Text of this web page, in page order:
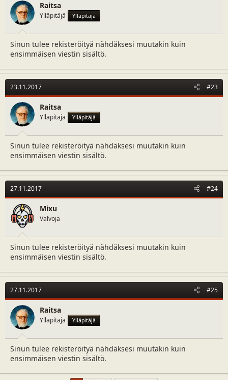
Raitsa
Ylläpitäjä Ylläpitäjä
Sinun tulee rekisteröityä nähdäksesi muutakin kuin
ensimmäisen viestin sisältö.
23.11.2017 #23
Raitsa
Ylläpitäjä Ylläpitäjä
Sinun tulee rekisteröityä nähdäksesi muutakin kuin
ensimmäisen viestin sisältö.
27.11.2017 #24
Mixu
Valvoja
Sinun tulee rekisteröityä nähdäksesi muutakin kuin
ensimmäisen viestin sisältö.
27.11.2017 #25
Raitsa
Ylläpitäjä Ylläpitäjä
Sinun tulee rekisteröityä nähdäksesi muutakin kuin
ensimmäisen viestin sisältö.